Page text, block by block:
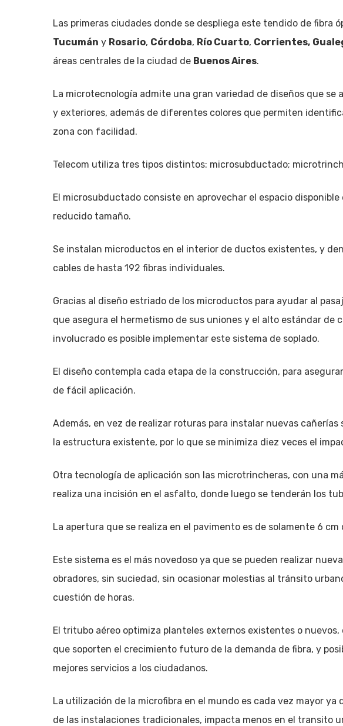
Las primeras ciudades donde se despliega este tendido de fibra
Tucumán y Rosario, Córdoba, Río Cuarto, Corrientes,
áreas centrales de la ciudad de Buenos Aires.
La microtecnología admite una gran variedad de diseños que
y exteriores, además de diferentes colores que permiten
zona con facilidad.
Telecom utiliza tres tipos distintos: microsubductado;
El microsubductado consiste en aprovechar el espacio
reducido tamaño.
Se instalan microductos en el interior de ductos existentes, y
cables de hasta 192 fibras individuales.
Gracias al diseño estriado de los microductos para ayudar al
que asegura el hermetismo de sus uniones y el alto estándar de
involucrado es posible implementar este sistema de soplado.
El diseño contempla cada etapa de la construcción, para
de fácil aplicación.
Además, en vez de realizar roturas para instalar nuevas cañerías
la estructura existente, por lo que se minimiza diez veces el
Otra tecnología de aplicación son las microtrincheras, con una
realiza una incisión en el asfalto, donde luego se tenderán los
La apertura que se realiza en el pavimento es de solamente 6 cm
Este sistema es el más novedoso ya que se pueden realizar
obradores, sin suciedad, sin ocasionar molestias al tránsito
cuestión de horas.
El tritubo aéreo optimiza planteles externos existentes o
que soporten el crecimiento futuro de la demanda de fibra, y
mejores servicios a los ciudadanos.
La utilización de la microfibra en el mundo es cada vez mayor
de las instalaciones tradicionales, impacta menos en el transito